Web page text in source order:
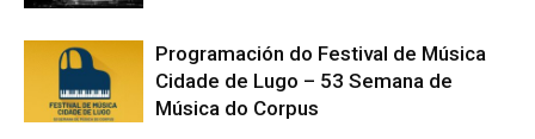
Programación do Festival de Música
Cidade de Lugo – 53 Semana de
Música do Corpus